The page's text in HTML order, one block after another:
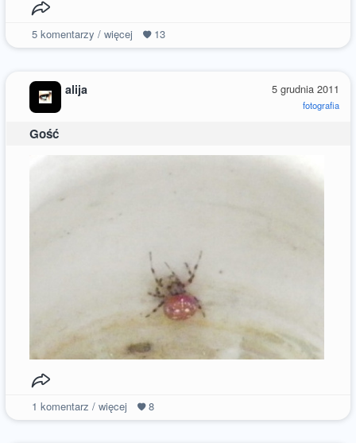
5komentarzy / więcej 13
5 grudnia 2011
fotografia
alija
Gość
1 komentarz / więcej 8